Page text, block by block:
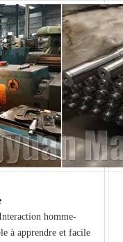
homme-
à apprendre et facile